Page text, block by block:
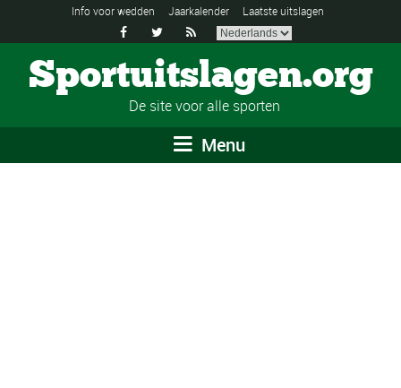
Info voor wedden Jaarkalender Laatste uitslagen
  
Sportuitslagen.org
De site voor alle sporten
Menu